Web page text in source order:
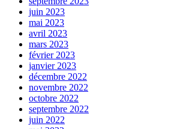
juin 2023
mai 2023
avril 2023
mars 2023
février 2023
janvier 2023
décembre 2022
novembre 2022
octobre 2022
septembre 2022
juin 2022